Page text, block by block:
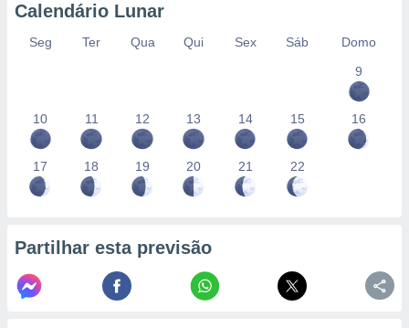
estudos
de
Calendário Lunar
Seg Ter Qua Qui Sex Sáb
Domo
9
10 11 12 13 14 15 16
17 18 19 20 21 22
Partilhar esta previsão